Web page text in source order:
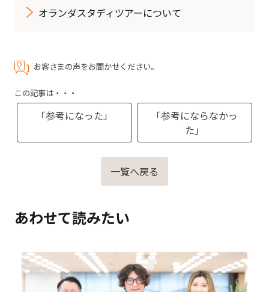
オランダスタディツアーについて
お客さまの声をお聞かせください。
この記事は・・・
「参考になった」
「参考にならなかっ
た」
一覧へ戻る
あわせて読みたい